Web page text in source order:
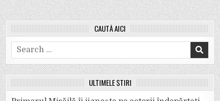
CAUTĂ AICI
Search
for:
ULTIMELE ȘTIRI